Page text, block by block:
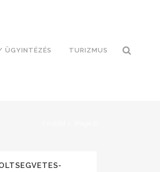
ÜGYINTÉZÉS TURIZMUS